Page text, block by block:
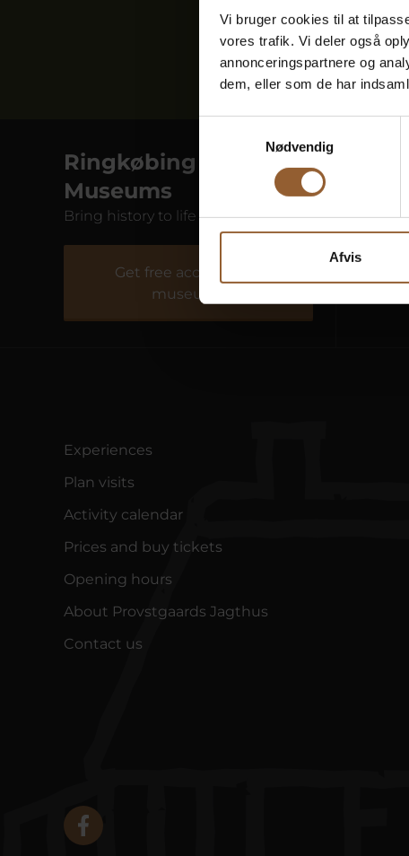
Vi bruger cookies til at
vores trafik. Vi deler også
annonceringspartnere og
dem, eller som de har
Nødvendig
Afvis
Ringkøbing Fjord
Museums
Bring history to life at 10 museums
Get free access to all
museums
Experiences
Plan visits
Activity calendar
Prices and buy tickets
Opening hours
About Provstgaards Jagthus
Contact us